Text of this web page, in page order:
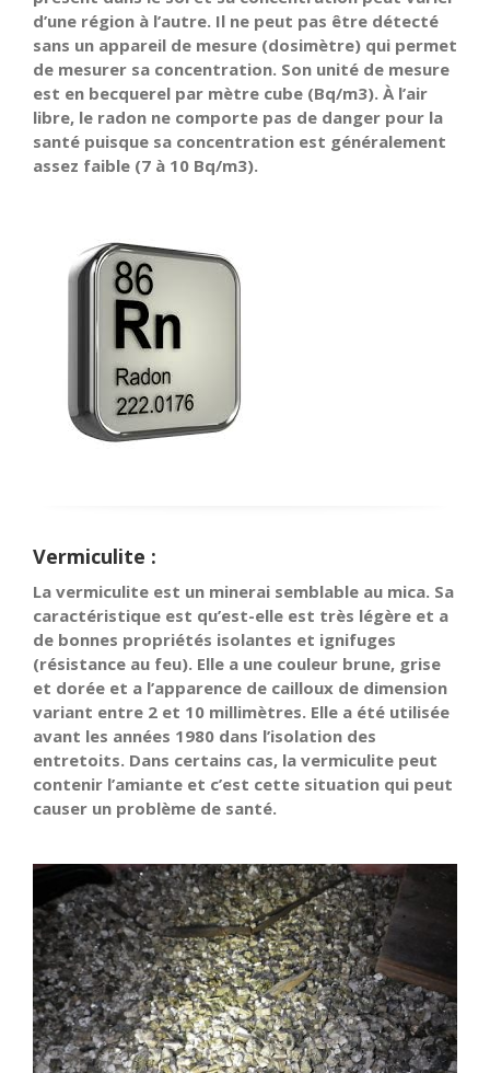
d’une région à l’autre. Il ne peut pas être détecté
sans un appareil de mesure (dosimètre) qui permet
de mesurer sa concentration. Son unité de mesure
est en becquerel par mètre cube (Bq/m3). À l’air
libre, le radon ne comporte pas de danger pour la
santé puisque sa concentration est généralement
assez faible (7 à 10 Bq/m3).
Vermiculite :
La vermiculite est un minerai semblable au mica. Sa
caractéristique est qu’est-elle est très légère et a
de bonnes propriétés isolantes et ignifuges
(résistance au feu). Elle a une couleur brune, grise
et dorée et a l’apparence de cailloux de dimension
variant entre 2 et 10 millimètres. Elle a été utilisée
avant les années 1980 dans l’isolation des
entretoits. Dans certains cas, la vermiculite peut
contenir l’amiante et c’est cette situation qui peut
causer un problème de santé.